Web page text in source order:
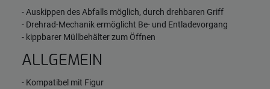
- Auskippen des Abfalls möglich, durch drehbaren Griff
- Drehrad-Mechanik ermöglicht Be- und Entladevorgang
- kippbarer Müllbehälter zum Öffnen
ALLGEMEIN
- Kompatibel mit Figur